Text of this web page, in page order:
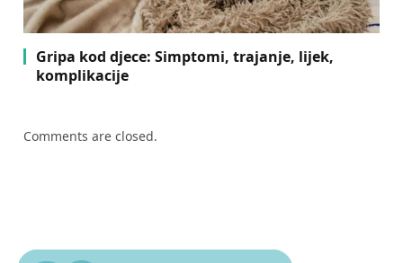
Gripa kod djece: Simptomi, trajanje, lijek,
komplikacije
Comments are closed.